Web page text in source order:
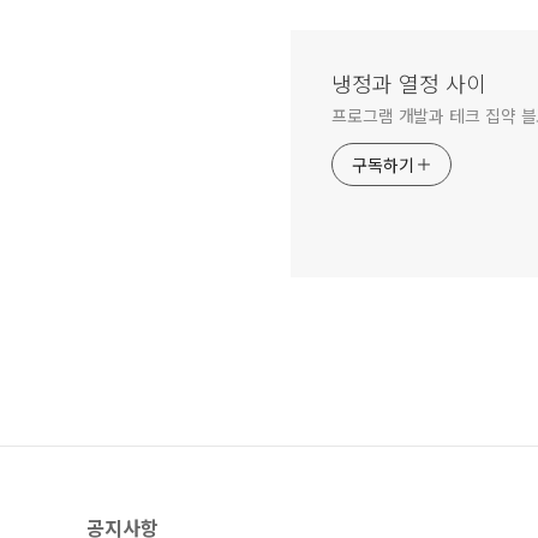
냉정과 열정 사이
프로그램 개발과 테크 집약
구독하기
공지사항